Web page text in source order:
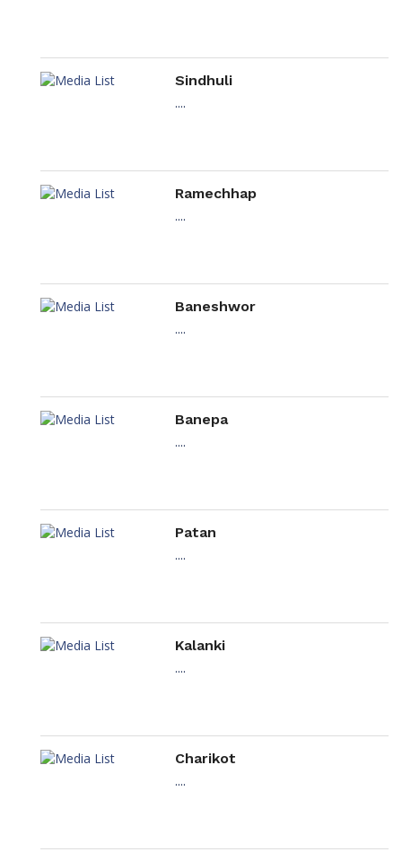
Sindhuli
....
Ramechhap
....
Baneshwor
....
Banepa
....
Patan
....
Kalanki
....
Charikot
....